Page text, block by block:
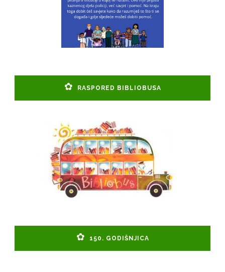
RASPORED BIBLIOBUSA
150. GODIŠNJICA